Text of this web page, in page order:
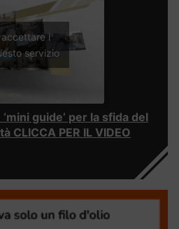
i
servizio
guide’ per la sfida del
CLICCA PER IL VIDEO